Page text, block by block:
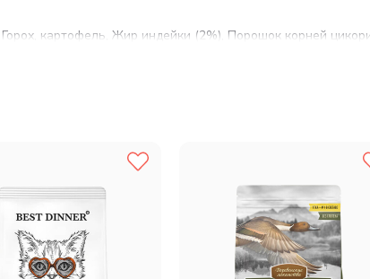
картофель, Жир индейки (2%), Порошок корней
глюканов), Масло лосося (0,5%), Яблоки, Морковь,
качества, точного баланса и исключения любых
формуле ваш питомец всегда будет